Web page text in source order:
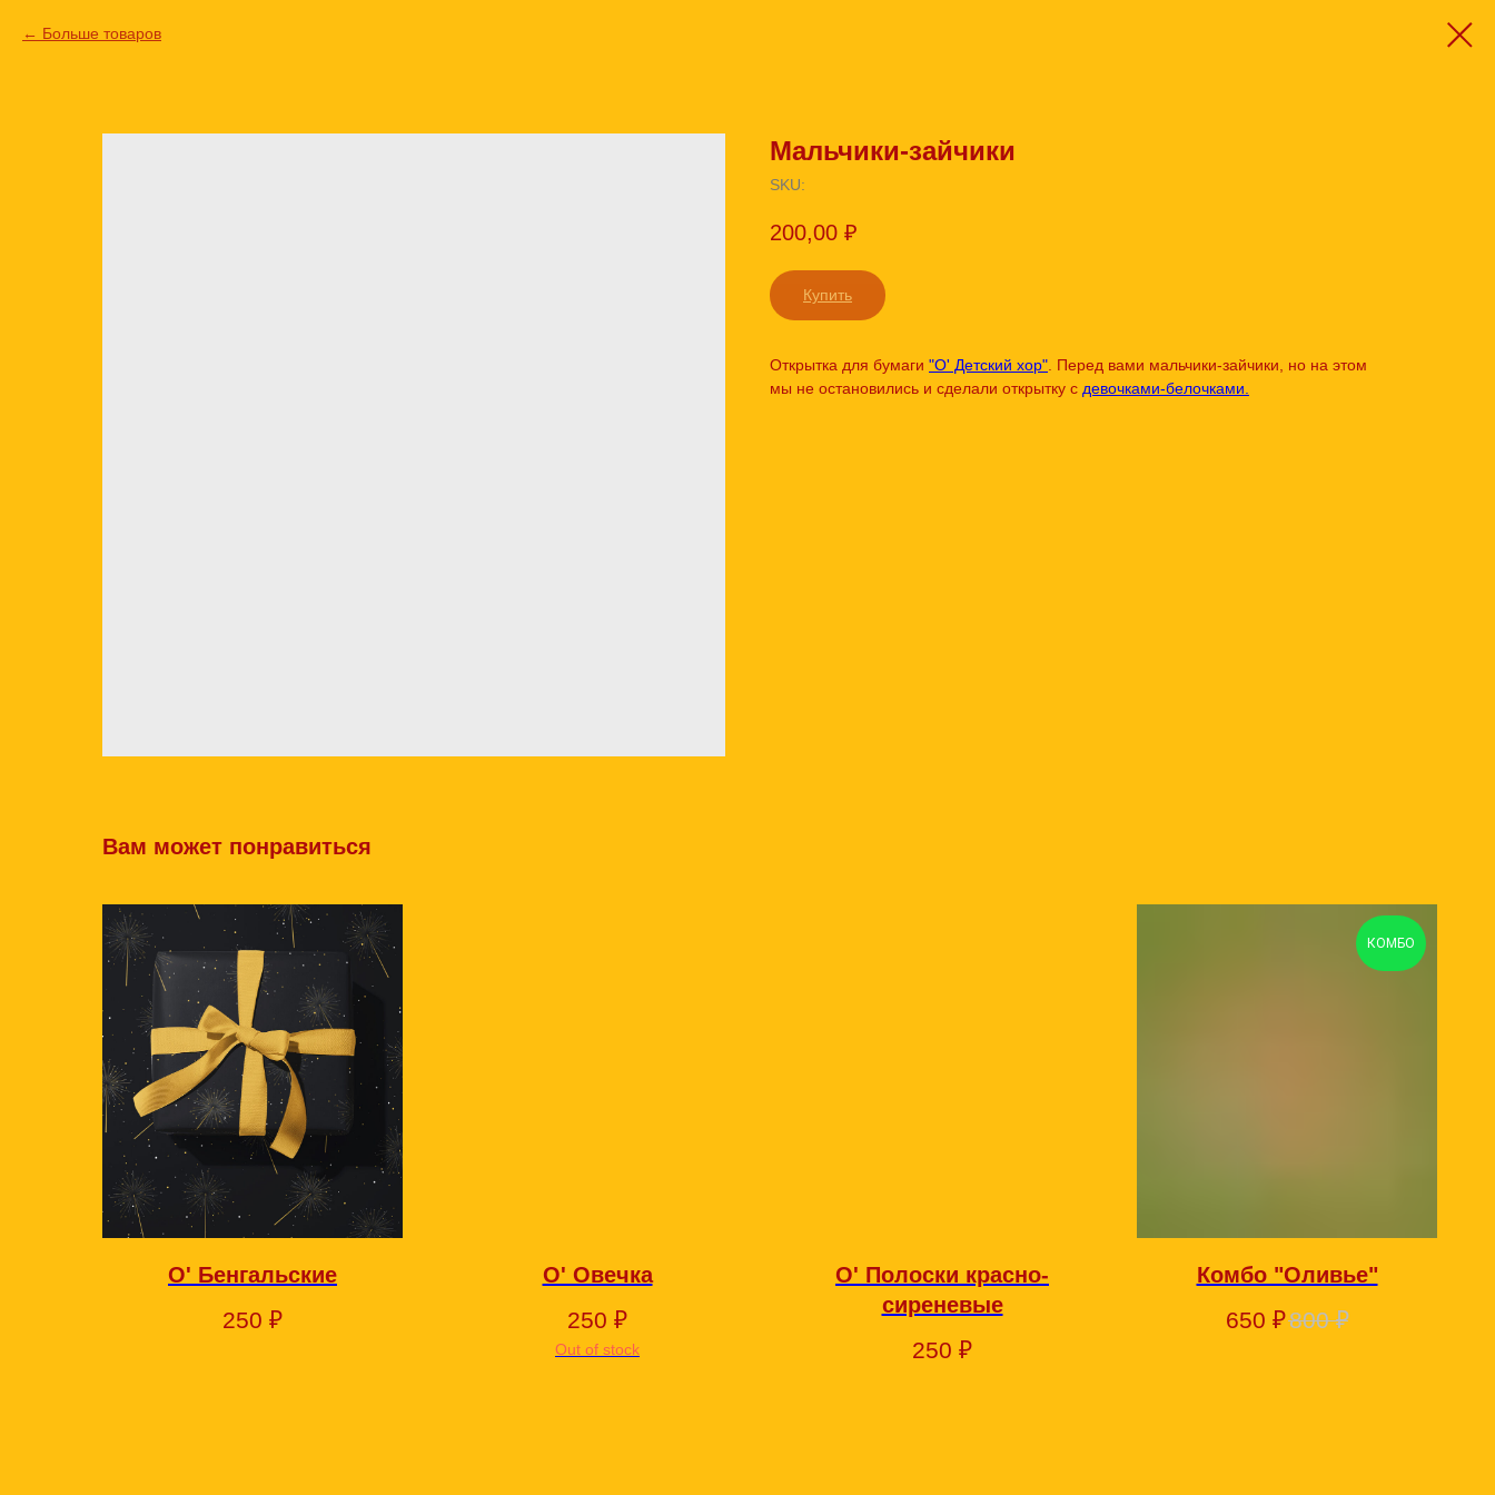
Больше товаров
Мальчики-зайчики
SKU:
200,00 ₽
Купить
Открытка для бумаги "О' Детский хор". Перед вами мальчики-зайчики, но на этом
мы не остановились и сделали открытку с девочками-белочками.
Вам может понравиться
О' Бенгальские
250 ₽
О' Овечка
250 ₽
Out of stock
О' Полоски красно-
сиреневые
250 ₽
КОМБО
Комбо "Оливье"
650 ₽800 ₽